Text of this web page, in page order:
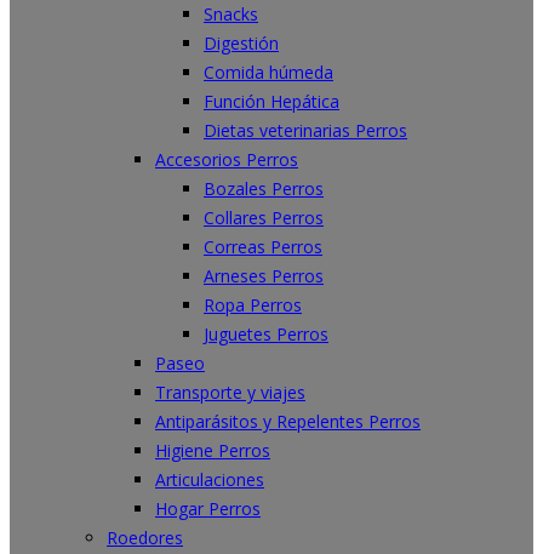
Snacks
Digestión
Comida húmeda
Función Hepática
Dietas veterinarias Perros
Accesorios Perros
Bozales Perros
Collares Perros
Correas Perros
Arneses Perros
Ropa Perros
Juguetes Perros
Paseo
Transporte y viajes
Antiparásitos y Repelentes Perros
Higiene Perros
Articulaciones
Hogar Perros
Roedores